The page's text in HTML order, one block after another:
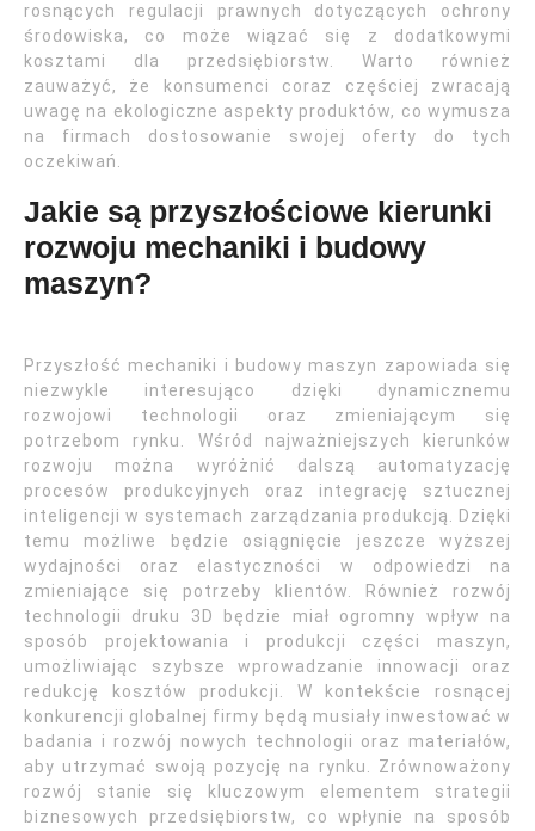
rosnących regulacji prawnych dotyczących ochrony
środowiska, co może wiązać się z dodatkowymi
kosztami dla przedsiębiorstw. Warto również
zauważyć, że konsumenci coraz częściej zwracają
uwagę na ekologiczne aspekty produktów, co wymusza
na firmach dostosowanie swojej oferty do tych
oczekiwań.
Jakie są przyszłościowe kierunki
rozwoju mechaniki i budowy
maszyn?
Przyszłość mechaniki i budowy maszyn zapowiada się
niezwykle interesująco dzięki dynamicznemu
rozwojowi technologii oraz zmieniającym się
potrzebom rynku. Wśród najważniejszych kierunków
rozwoju można wyróżnić dalszą automatyzację
procesów produkcyjnych oraz integrację sztucznej
inteligencji w systemach zarządzania produkcją. Dzięki
temu możliwe będzie osiągnięcie jeszcze wyższej
wydajności oraz elastyczności w odpowiedzi na
zmieniające się potrzeby klientów. Również rozwój
technologii druku 3D będzie miał ogromny wpływ na
sposób projektowania i produkcji części maszyn,
umożliwiając szybsze wprowadzanie innowacji oraz
redukcję kosztów produkcji. W kontekście rosnącej
konkurencji globalnej firmy będą musiały inwestować w
badania i rozwój nowych technologii oraz materiałów,
aby utrzymać swoją pozycję na rynku. Zrównoważony
rozwój stanie się kluczowym elementem strategii
biznesowych przedsiębiorstw, co wpłynie na sposób